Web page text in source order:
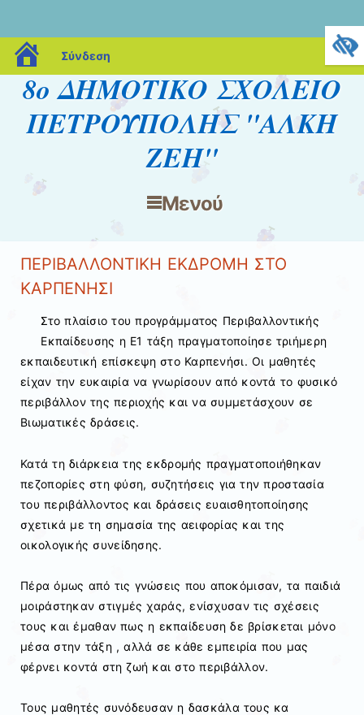
blogs.sch.gr
Σύνδεση
8ο ΔΗΜΟΤΙΚΟ ΣΧΟΛΕΙΟ
ΠΕΤΡΟΥΠΟΛΗΣ "ΑΛΚΗ
ΖΕΗ"
Μενού
ΠΕΡΙΒΑΛΛΟΝΤΙΚΗ ΕΚΔΡΟΜΗ ΣΤΟ
ΚΑΡΠΕΝΗΣΙ
Στο πλαίσιο του προγράμματος Περιβαλλοντικής
Εκπαίδευσης η Ε1 τάξη πραγματοποίησε τριήμερη
εκπαιδευτική επίσκεψη στο Καρπενήσι. Οι μαθητές
είχαν την ευκαιρία να γνωρίσουν από κοντά το φυσικό
περιβάλλον της περιοχής και να συμμετάσχουν σε
Βιωματικές δράσεις.
Κατά τη διάρκεια της εκδρομής πραγματοποιήθηκαν
πεζοπορίες στη φύση, συζητήσεις για την προστασία
του περιβάλλοντος και δράσεις ευαισθητοποίησης
σχετικά με τη σημασία της αειφορίας και της
οικολογικής συνείδησης.
Πέρα όμως από τις γνώσεις που αποκόμισαν, τα παιδιά
μοιράστηκαν στιγμές χαράς, ενίσχυσαν τις σχέσεις
τους και έμαθαν πως η εκπαίδευση δε βρίσκεται μόνο
μέσα στην τάξη , αλλά σε κάθε εμπειρία που μας
φέρνει κοντά στη ζωή και στο περιβάλλον.
Τους μαθητές συνόδευσαν η δασκάλα τους κα